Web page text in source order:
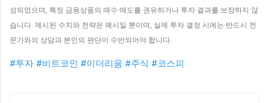
성되었으며, 특정 금융상품의 매수·매도를 권유하거나 투자 결과를 보장하지 않
습니다. 제시된 수치와 전략은 예시일 뿐이며, 실제 투자 결정 시에는 반드시 전
문가와의 상담과 본인의 판단이 수반되어야 합니다.
#투자 #비트코인 #이더리움 #주식 #코스피